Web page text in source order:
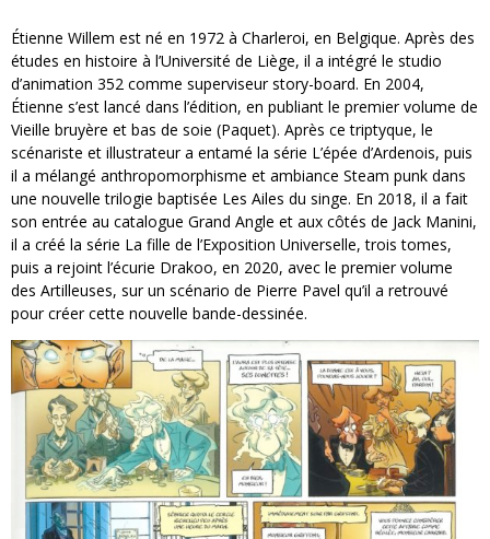
Étienne Willem est né en 1972 à Charleroi, en Belgique. Après des
études en histoire à l’Université de Liège, il a intégré le studio
d’animation 352 comme superviseur story-board. En 2004,
Étienne s’est lancé dans l’édition, en publiant le premier volume de
Vieille bruyère et bas de soie (Paquet). Après ce triptyque, le
scénariste et illustrateur a entamé la série L’épée d’Ardenois, puis
il a mélangé anthropomorphisme et ambiance Steam punk dans
une nouvelle trilogie baptisée Les Ailes du singe. En 2018, il a fait
son entrée au catalogue Grand Angle et aux côtés de Jack Manini,
il a créé la série La fille de l’Exposition Universelle, trois tomes,
puis a rejoint l’écurie Drakoo, en 2020, avec le premier volume
des Artilleuses, sur un scénario de Pierre Pavel qu’il a retrouvé
pour créer cette nouvelle bande-dessinée.